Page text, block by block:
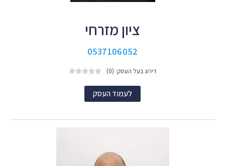
ציון מזרחי
0537106052
דירוג בעל העסק: (0) 




לעמוד העסק